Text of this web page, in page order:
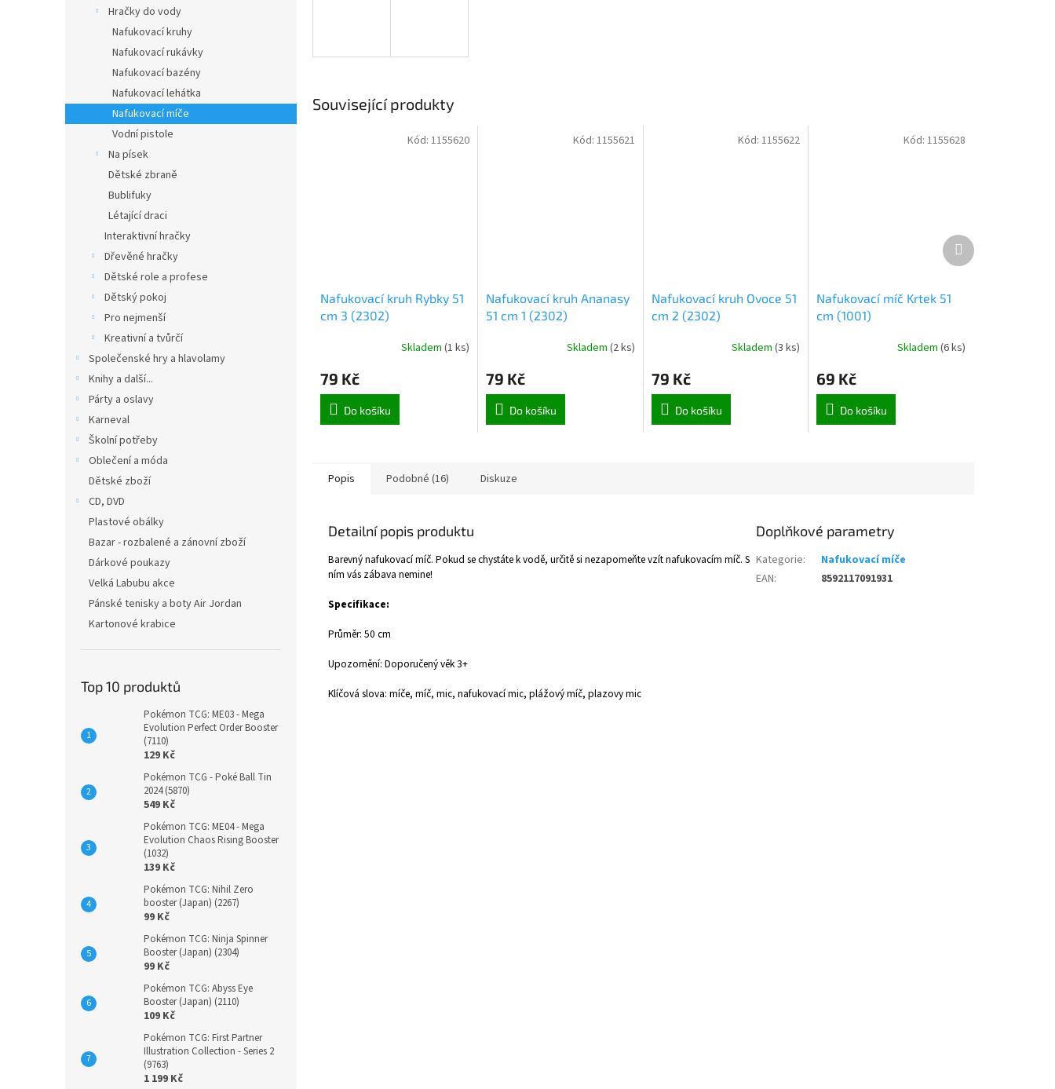
Hračky do vody
Nafukovací kruhy
Nafukovací rukávky
Nafukovací bazény
Nafukovací lehátka
Nafukovací míče
Vodní pistole
Na písek
Dětské zbraně
Bublifuky
Létající draci
Interaktivní hračky
Dřevěné hračky
Dětské role a profese
Dětský pokoj
Pro nejmenší
Kreativní a tvůrčí
Společenské hry a hlavolamy
Knihy a další...
Párty a oslavy
Karneval
Školní potřeby
Oblečení a móda
Dětské zboží
CD, DVD
Plastové obálky
Bazar - rozbalené a zánovní zboží
Dárkové poukazy
Velká Labubu akce
Pánské tenisky a boty Air Jordan
Kartonové krabice
Top 10 produktů
Pokémon TCG: ME03 - Mega
Evolution Perfect Order Booster
(7110)
129 Kč
Pokémon TCG - Poké Ball Tin
2024 (5870)
549 Kč
Pokémon TCG: ME04 - Mega
Evolution Chaos Rising Booster
(1032)
139 Kč
Pokémon TCG: Nihil Zero
booster (Japan) (2267)
99 Kč
Pokémon TCG: Ninja Spinner
Booster (Japan) (2304)
99 Kč
Pokémon TCG: Abyss Eye
Booster (Japan) (2110)
109 Kč
Pokémon TCG: First Partner
Illustration Collection - Series 2
(9763)
1 199 Kč
Související produkty
Nafukovací kruh Rybky 51
cm 3 (2302)
Skladem (1 ks)
79 Kč
Do košíku
Kód: 1155620
Nafukovací kruh Ananasy
51 cm 1 (2302)
Skladem (2 ks)
79 Kč
Do košíku
Kód: 1155621
Nafukovací kruh Ovoce 51
cm 2 (2302)
Skladem(3 ks)
79 Kč
Do košíku
Kód:1155622
Nafukovací míč Krtek 51
cm (1001)
Skladem (6 ks)
69 Kč
Do košíku
Kód: 1155628
Další
produkt
Popis Podobné (16) Diskuze
Detailní popis produktu
Barevný nafukovací míč. Pokud se chystáte k vodě, určitě si nezapomeňte vzít nafukovacím míč. S
ním vás zábava nemine!
Specifikace:
Průměr: 50 cm
Upozornění: Doporučený věk 3+
Klíčová slova: míče, míč, mic, nafukovací mic, plážový míč, plazovy mic
Doplňkové parametry
Kategorie:
Nafukovací míče
EAN: 8592117091931